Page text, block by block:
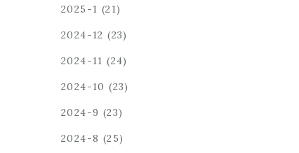
2025-1 (21)
2024-12 (23)
2024-11 (24)
2024-10 (23)
2024-9 (23)
2024-8 (25)